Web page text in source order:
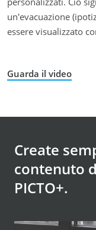
un'evacuazione
essere visualizzato
Guarda il video
Create
contenuto
PICTO+.